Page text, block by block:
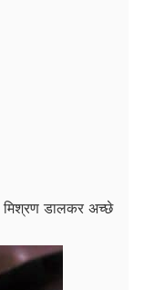
डालकर अच्छे